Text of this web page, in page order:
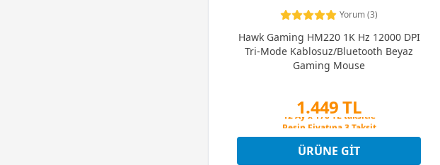
Yorum (3)
Hawk Gaming HM220 1K Hz 12000 DPI
Tri-Mode Kablosuz/Bluetooth Beyaz
Gaming Mouse
1.449 TL
Peşin Fiyatına 3 Taksit
12 Ay x 170 TL taksitle
Peşin Fiyatına 3 Taksit
ÜRÜNE GIT